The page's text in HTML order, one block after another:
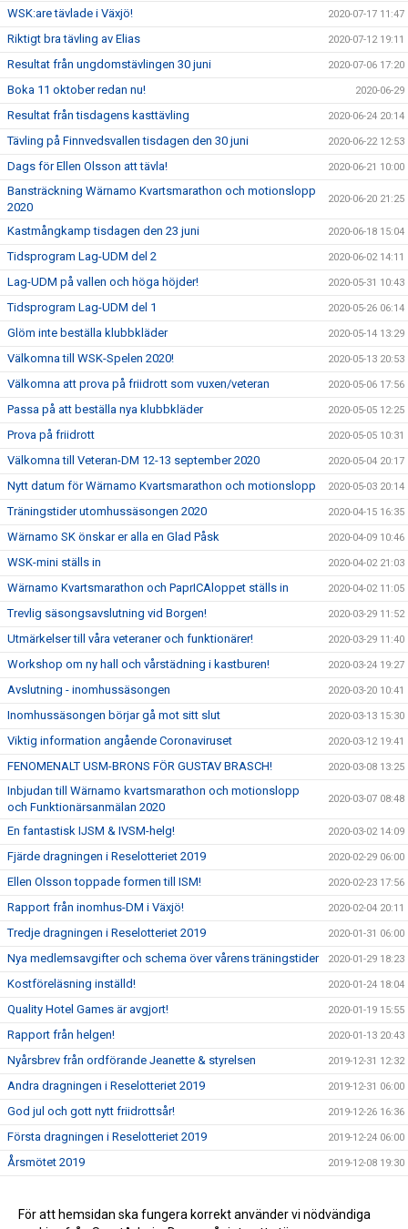
WSK:are tävlade i Växjö! 2020-07-17 11:47
Riktigt bra tävling av Elias 2020-07-12 19:11
Resultat från ungdomstävlingen 30 juni 2020-07-06 17:20
Boka 11 oktober redan nu! 2020-06-29
Resultat från tisdagens kasttävling 2020-06-24 20:14
Tävling på Finnvedsvallen tisdagen den 30 juni 2020-06-22 12:53
Dags för Ellen Olsson att tävla! 2020-06-21 10:00
Bansträckning Wärnamo Kvartsmarathon och motionslopp
2020
2020-06-20 21:25
Kastmångkamp tisdagen den 23 juni 2020-06-18 15:04
Tidsprogram Lag-UDM del 2 2020-06-02 14:11
Lag-UDM på vallen och höga höjder! 2020-05-31 10:43
Tidsprogram Lag-UDM del 1 2020-05-26 06:14
Glöm inte beställa klubbkläder 2020-05-14 13:29
Välkomna till WSK-Spelen 2020! 2020-05-13 20:53
Välkomna att prova på friidrott som vuxen/veteran 2020-05-06 17:56
Passa på att beställa nya klubbkläder 2020-05-05 12:25
Prova på friidrott 2020-05-05 10:31
Välkomna till Veteran-DM 12-13 september 2020 2020-05-04 20:17
Nytt datum för Wärnamo Kvartsmarathon och motionslopp 2020-05-03 20:14
Träningstider utomhussäsongen 2020 2020-04-15 16:35
Wärnamo SK önskar er alla en Glad Påsk 2020-04-09 10:46
WSK-mini ställs in 2020-04-02 21:03
Wärnamo Kvartsmarathon och PaprICAloppet ställs in 2020-04-02 11:05
Trevlig säsongsavslutning vid Borgen! 2020-03-29 11:52
Utmärkelser till våra veteraner och funktionärer! 2020-03-29 11:40
Workshop om ny hall och vårstädning i kastburen! 2020-03-24 19:27
Avslutning - inomhussäsongen 2020-03-20 10:41
Inomhussäsongen börjar gå mot sitt slut 2020-03-13 15:30
Viktig information angående Coronaviruset 2020-03-12 19:41
FENOMENALT USM-BRONS FÖR GUSTAV BRASCH! 2020-03-08 13:25
Inbjudan till Wärnamo kvartsmarathon och motionslopp
och Funktionärsanmälan 2020
2020-03-07 08:48
En fantastisk IJSM & IVSM-helg! 2020-03-02 14:09
Fjärde dragningen i Reselotteriet 2019 2020-02-29 06:00
Ellen Olsson toppade formen till ISM! 2020-02-23 17:56
Rapport från inomhus-DM i Växjö! 2020-02-04 20:11
Tredje dragningen i Reselotteriet 2019 2020-01-31 06:00
Nya medlemsavgifter och schema över vårens träningstider 2020-01-29 18:23
Kostföreläsning inställd! 2020-01-24 18:04
Quality Hotel Games är avgjort! 2020-01-19 15:55
Rapport från helgen! 2020-01-13 20:43
Nyårsbrev från ordförande Jeanette & styrelsen 2019-12-31 12:32
Andra dragningen i Reselotteriet 2019 2019-12-31 06:00
God jul och gott nytt friidrottsår! 2019-12-26 16:36
Första dragningen i Reselotteriet 2019 2019-12-24 06:00
Årsmötet 2019 2019-12-08 19:30
Välkommen på årsmöte 2019 2019-11-11 18:26
För att hemsidan ska fungera korrekt använder vi nödvändiga